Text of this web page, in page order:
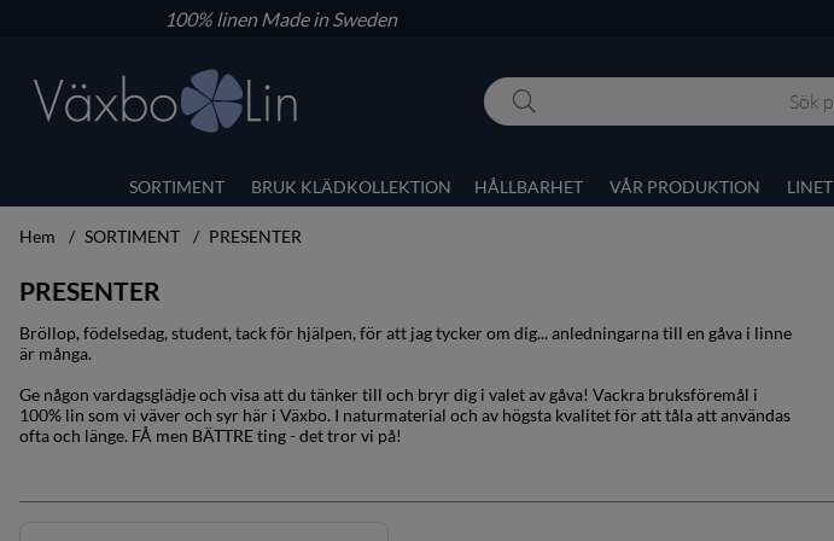
100% linenMade in Sweden
SORTIMENT BRUK KLÄDKOLLEKTION HÅLLBARHET VÅR PRODUKTION LINET
Hem SORTIMENT PRESENTER
PRESENTER
Bröllop, födelsedag, student, tack för hjälpen, för att jag tycker om dig... anledningarna till en gåva i linne
är många.
Ge någon vardagsglädje och visa att du tänker till och bryr dig i valet av gåva! Vackra bruksföremål i
100% lin som vi väver och syr här i Växbo. I naturmaterial och av högsta kvalitet för att tåla att användas
ofta och länge. FÅ men BÄTTRE ting - det tror vi på!